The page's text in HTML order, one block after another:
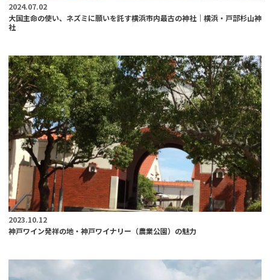
2024.07.02
大国主命の使い、ネズミに願いを託す横浜市内最古の神社｜横浜・戸部杉山神
社
2023.10.12
神戸ワイン発祥の地・神戸ワイナリー（農業公園）の魅力